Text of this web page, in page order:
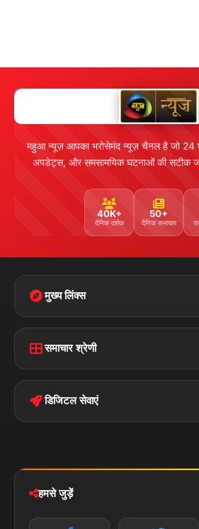
महुआ न्यूज़ आपका भरोसेमंद न्यूज़ चैनल है जो 24
अपडेट्स, और समसामयिक घटनाओं की सटीक
40K+
दैनिक दर्शक
50+
दैनिक समाचार
मुख्य लिंक्स
Disclaimer
Privacy Policy
समाचार श्रेणी
पॉलिटिकल
डिजिटल सेवाएं
न्यूज़ अलर्ट
हमसे जुड़ें